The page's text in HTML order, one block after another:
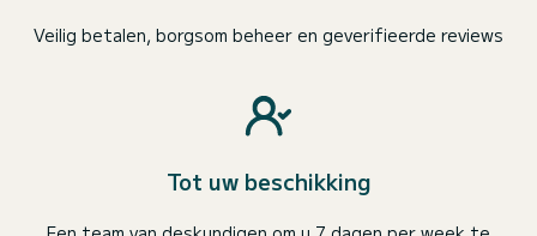
Veilig betalen, borgsom beheer en geverifieerde reviews
Tot uw beschikking